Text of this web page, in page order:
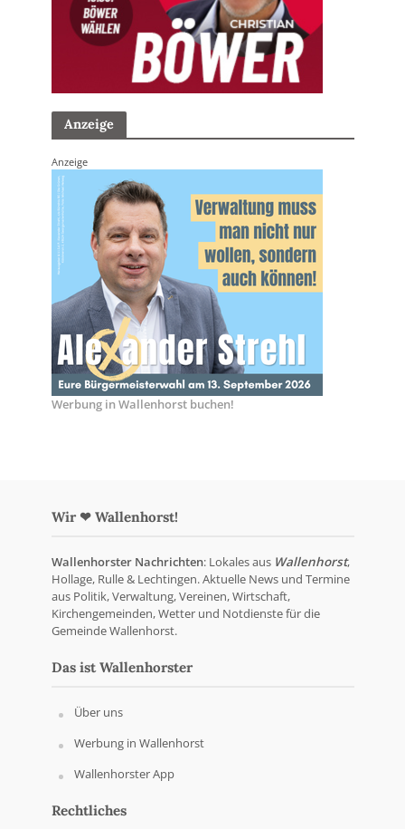
Anzeige
Anzeige
Werbung in Wallenhorst buchen!
Wir ❤ Wallenhorst!
Wallenhorster Nachrichten: Lokales aus Wallenhorst,
Hollage, Rulle & Lechtingen. Aktuelle News und Termine
aus Politik, Verwaltung, Vereinen, Wirtschaft,
Kirchengemeinden, Wetter und Notdienste für die
Gemeinde Wallenhorst.
Das ist Wallenhorster
Über uns
Werbung in Wallenhorst
Wallenhorster App
Rechtliches